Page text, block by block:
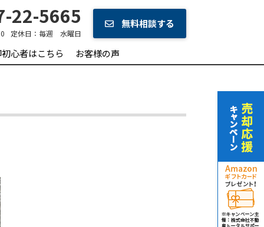
22-5665
定休日： 毎週 水曜日
無料相談する
心者はこちら お客様の声